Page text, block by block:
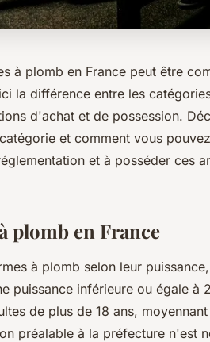
à plomb en France peut être
la différence entre les
d'achat et de possession.
et comment vous
et à posséder ces
plomb en France
à plomb selon leur
puissance inférieure ou égale à
de plus de 18 ans,
préalable à la préfecture n'est